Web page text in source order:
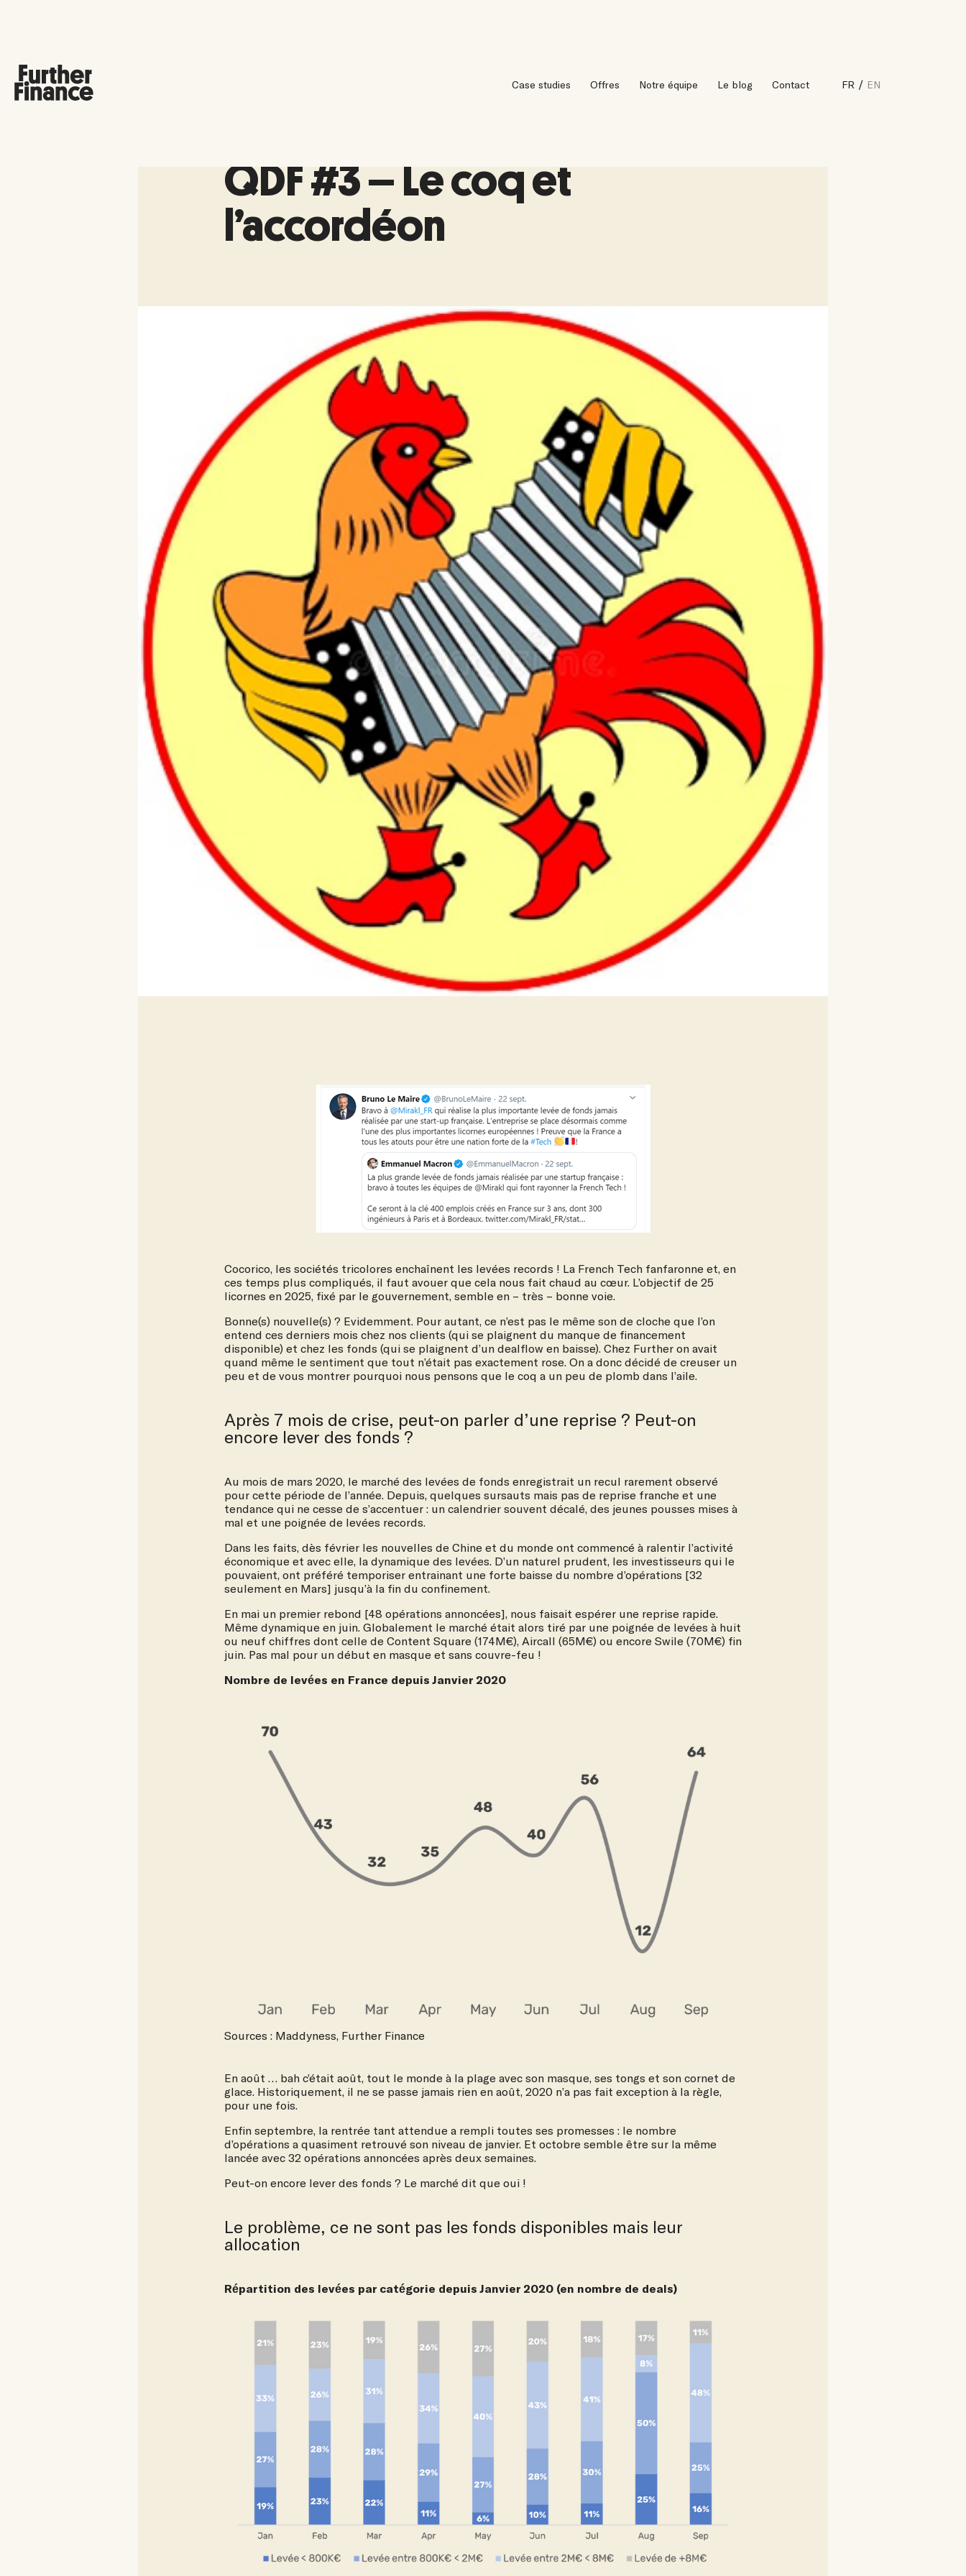
Case studies Offres Notre équipe Le blog Contact FR EN
QDF #3 – Le coq et
l’accordéon
Cocorico, les sociétés tricolores enchaînent les levées records ! La French Tech fanfaronne et, en
ces temps plus compliqués, il faut avouer que cela nous fait chaud au cœur. L’objectif de 25
licornes en 2025, fixé par le gouvernement, semble en – très – bonne voie.
Bonne(s) nouvelle(s) ? Evidemment. Pour autant, ce n’est pas le même son de cloche que l’on
entend ces derniers mois chez nos clients (qui se plaignent du manque de financement
disponible) et chez les fonds (qui se plaignent d’un dealflow en baisse). Chez Further on avait
quand même le sentiment que tout n’était pas exactement rose. On a donc décidé de creuser un
peu et de vous montrer pourquoi nous pensons que le coq a un peu de plomb dans l’aile.
Après 7 mois de crise, peut-on parler d’une reprise ? Peut-on
encore lever des fonds ?
Au mois de mars 2020, le marché des levées de fonds enregistrait un recul rarement observé
pour cette période de l’année. Depuis, quelques sursauts mais pas de reprise franche et une
tendance qui ne cesse de s’accentuer : un calendrier souvent décalé, des jeunes pousses mises à
mal et une poignée de levées records.
Dans les faits, dès février les nouvelles de Chine et du monde ont commencé à ralentir l’activité
économique et avec elle, la dynamique des levées. D’un naturel prudent, les investisseurs qui le
pouvaient, ont préféré temporiser entrainant une forte baisse du nombre d’opérations [32
seulement en Mars] jusqu’à la fin du confinement.
En mai un premier rebond [48 opérations annoncées], nous faisait espérer une reprise rapide.
Même dynamique en juin. Globalement le marché était alors tiré par une poignée de levées à huit
ou neuf chiffres dont celle de Content Square (174M€), Aircall (65M€) ou encore Swile (70M€) fin
juin. Pas mal pour un début en masque et sans couvre-feu !
Nombre de levées en France depuis Janvier 2020
Sources : Maddyness, Further Finance
En août … bah c’était août, tout le monde à la plage avec son masque, ses tongs et son cornet de
glace. Historiquement, il ne se passe jamais rien en août, 2020 n’a pas fait exception à la règle,
pour une fois.
Enfin septembre, la rentrée tant attendue a rempli toutes ses promesses : le nombre
d’opérations a quasiment retrouvé son niveau de janvier. Et octobre semble être sur la même
lancée avec 32 opérations annoncées après deux semaines.
Peut-on encore lever des fonds ? Le marché dit que oui !
Le problème, ce ne sont pas les fonds disponibles mais leur
allocation
Répartition des levées par catégorie depuis Janvier 2020 (en nombre de deals)